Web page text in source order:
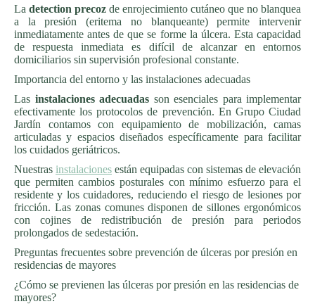
La detection precoz de enrojecimiento cutáneo que no blanquea
a la presión (eritema no blanqueante) permite intervenir
inmediatamente antes de que se forme la úlcera. Esta capacidad
de respuesta inmediata es difícil de alcanzar en entornos
domiciliarios sin supervisión profesional constante.
Importancia del entorno y las instalaciones adecuadas
Las instalaciones adecuadas son esenciales para implementar
efectivamente los protocolos de prevención. En Grupo Ciudad
Jardín contamos con equipamiento de mobilización, camas
articuladas y espacios diseñados específicamente para facilitar
los cuidados geriátricos.
Nuestras instalaciones están equipadas con sistemas de elevación
que permiten cambios posturales con mínimo esfuerzo para el
residente y los cuidadores, reduciendo el riesgo de lesiones por
fricción. Las zonas comunes disponen de sillones ergonómicos
con cojines de redistribución de presión para periodos
prolongados de sedestación.
Preguntas frecuentes sobre prevención de úlceras por presión en
residencias de mayores
¿Cómo se previenen las úlceras por presión en las residencias de
mayores?